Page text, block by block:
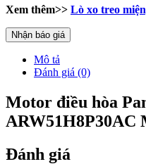
Xem thêm>> Lò xo treo
Nhận báo giá
Mô tả
Đánh giá (0)
Motor điều hòa
ARW51H8P30AC
Đánh giá